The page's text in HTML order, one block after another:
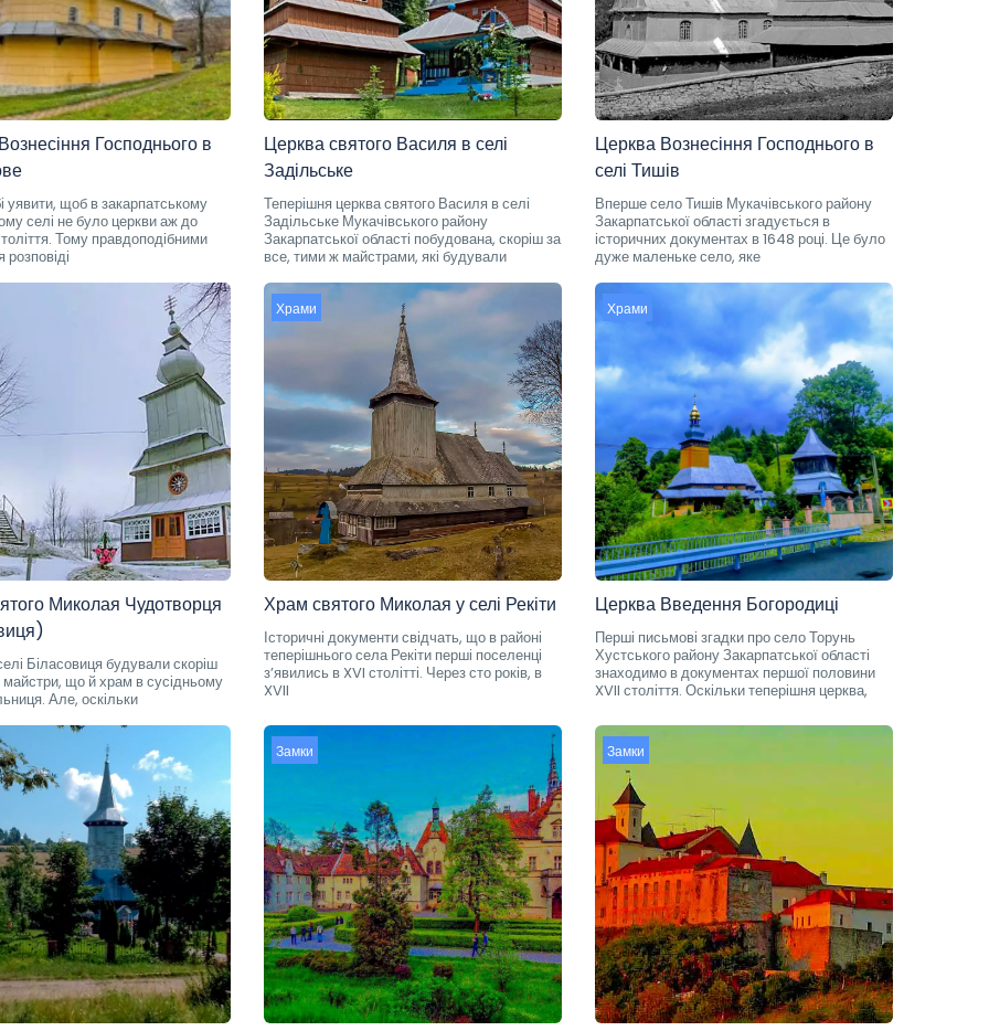
Господнього в
уявити, щоб в закарпатському
селі не було церкви аж до
Тому правдоподібними
Церква святого Василя в селі
Задільське
Теперішня церква святого Василя в селі
Задільське Мукачівського району
Закарпатської області побудована, скоріш за
все, тими ж майстрами, які будували
Церква Вознесіння Господнього в
селі Тишів
Вперше село Тишів Мукачівського району
Закарпатської області згадується в
історичних документах в 1648 році. Це було
дуже маленьке село, яке
Миколая Чудотворця
Біласовиця будували скоріш
майстри, що й храм в сусідньому
Але, оскільки
Храми
Храм святого Миколая у селі Рекіти
Історичні документи свідчать, що в районі
теперішнього села Рекіти перші поселенці
з’явились в XVI столітті. Через сто років, в
XVII
Храми
Церква Введення Богородиці
Перші письмові згадки про село Торунь
Хустського району Закарпатської області
знаходимо в документах першої половини
XVII століття. Оскільки теперішня церква,
Замки Замки